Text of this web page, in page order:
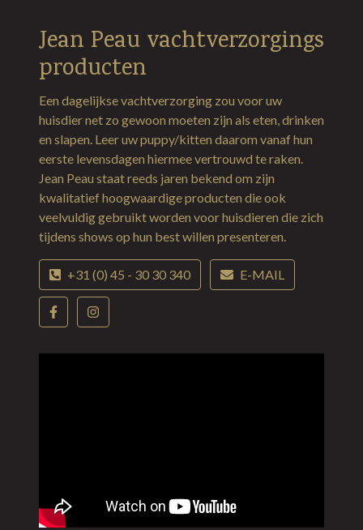
Jean Peau vachtverzorgings
producten
Een dagelijkse vachtverzorging zou voor uw
huisdier net zo gewoon moeten zijn als eten, drinken
en slapen. Leer uw puppy/kitten daarom vanaf hun
eerste levensdagen hiermee vertrouwd te raken.
Jean Peau staat reeds jaren bekend om zijn
kwalitatief hoogwaardige producten die ook
veelvuldig gebruikt worden voor huisdieren die zich
tijdens shows op hun best willen presenteren.
+31 (0) 45 - 30 30 340 E-MAIL